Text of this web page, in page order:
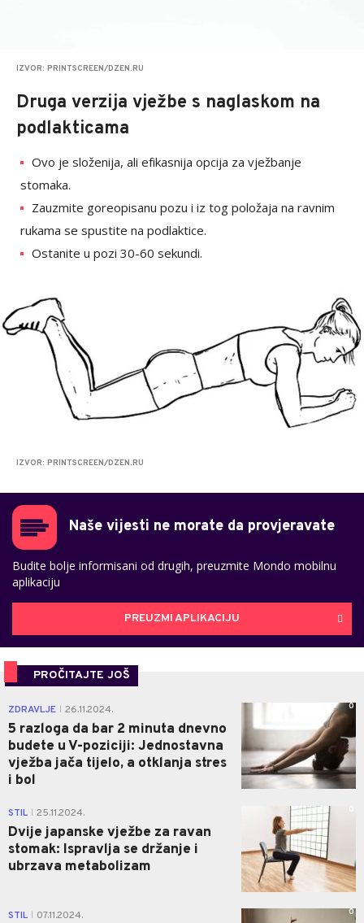
IZVOR: PRINTSCREEN/DZEN.RU
Druga verzija vježbe s naglaskom na
podlakticama
Ovo je složenija, ali efikasnija opcija za vježbanje
stomaka.
Zauzmite goreopisanu pozu i iz tog položaja na ravnim
rukama se spustite na podlaktice.
Ostanite u pozi 30-60 sekundi.
IZVOR: PRINTSCREEN/DZEN.RU
Naše vijesti ne morate da provjeravate
Budite bolje informisani od drugih, preuzmite Mondo mobilnu
aplikaciju
PREUZMI APLIKACIJU
PROČITAJTE JOŠ
ZDRAVLJE 26.11.2024.
5 razloga da bar 2 minuta dnevno
budete u V-poziciji: Jednostavna
vježba jača tijelo, a otklanja stres
i bol
0
STIL 25.11.2024.
Dvije japanske vježbe za ravan
stomak: Ispravlja se držanje i
ubrzava metabolizam
0
STIL 07.11.2024. 0